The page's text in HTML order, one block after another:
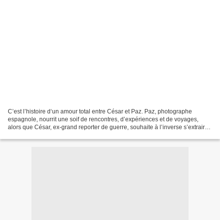
C’est l’histoire d‘un amour total entre César et Paz. Paz, photographe
espagnole, nourrit une soif de rencontres, d’expériences et de voyages,
alors que César, ex-grand reporter de guerre, souhaite à l’inverse s’extraire